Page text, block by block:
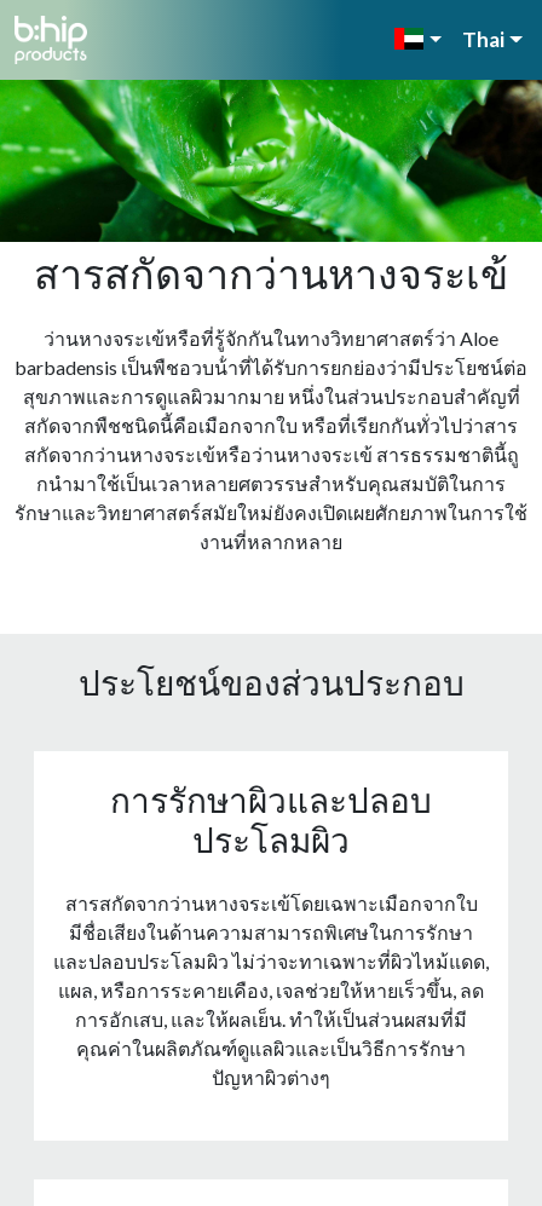
Thai
สารสกัดจากว่านหางจระเข้
ว่านหางจระเข้หรือที่รู้จักกันในทางวิทยาศาสตร์ว่า Aloe
barbadensis เป็นพืชอวบน้ําที่ได้รับการยกย่องว่ามีประโยชน์ต่อ
สุขภาพและการดูแลผิวมากมาย หนึ่งในส่วนประกอบสําคัญที่
สกัดจากพืชชนิดนี้คือเมือกจากใบ หรือที่เรียกกันทั่วไปว่าสาร
สกัดจากว่านหางจระเข้หรือว่านหางจระเข้ สารธรรมชาตินี้ถู
กนํามาใช้เป็นเวลาหลายศตวรรษสําหรับคุณสมบัติในการ
รักษาและวิทยาศาสตร์สมัยใหม่ยังคงเปิดเผยศักยภาพในการใช้
งานที่หลากหลาย
ประโยชน์ของส่วนประกอบ
การรักษาผิวและปลอบ
ประโลมผิว
สารสกัดจากว่านหางจระเข้โดยเฉพาะเมือกจากใบ
มีชื่อเสียงในด้านความสามารถพิเศษในการรักษา
และปลอบประโลมผิว ไม่ว่าจะทาเฉพาะที่ผิวไหม้แดด,
แผล, หรือการระคายเคือง, เจลช่วยให้หายเร็วขึ้น, ลด
การอักเสบ, และให้ผลเย็น. ทําให้เป็นส่วนผสมที่มี
คุณค่าในผลิตภัณฑ์ดูแลผิวและเป็นวิธีการรักษา
ปัญหาผิวต่างๆ